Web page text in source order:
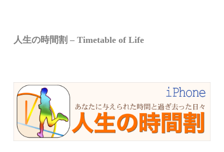
人生の時間割 – Timetable of Life